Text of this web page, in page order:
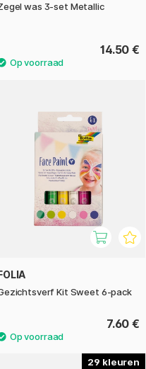
was 3-set Metallic
14.50 €
Kit Sweet 6-pack
7.60 €
29